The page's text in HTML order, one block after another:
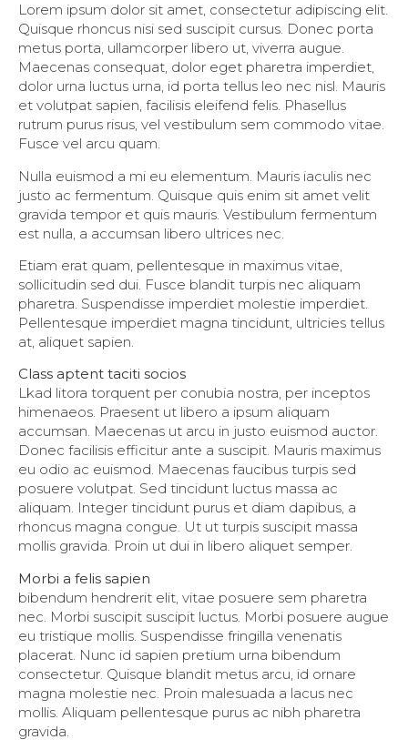
Lorem ipsum dolor sit amet, consectetur adipiscing elit.
Quisque rhoncus nisi sed suscipit cursus. Donec porta
metus porta, ullamcorper libero ut, viverra augue.
Maecenas consequat, dolor eget pharetra imperdiet,
dolor urna luctus urna, id porta tellus leo nec nisl. Mauris
et volutpat sapien, facilisis eleifend felis. Phasellus
rutrum purus risus, vel vestibulum sem commodo vitae.
Fusce vel arcu quam.
Nulla euismod a mi eu elementum. Mauris iaculis nec
justo ac fermentum. Quisque quis enim sit amet velit
gravida tempor et quis mauris. Vestibulum fermentum
est nulla, a accumsan libero ultrices nec.
Etiam erat quam, pellentesque in maximus vitae,
sollicitudin sed dui. Fusce blandit turpis nec aliquam
pharetra. Suspendisse imperdiet molestie imperdiet.
Pellentesque imperdiet magna tincidunt, ultricies tellus
at, aliquet sapien.
Class aptent taciti socios
Lkad litora torquent per conubia nostra, per inceptos
himenaeos. Praesent ut libero a ipsum aliquam
accumsan. Maecenas ut arcu in justo euismod auctor.
Donec facilisis efficitur ante a suscipit. Mauris maximus
eu odio ac euismod. Maecenas faucibus turpis sed
posuere volutpat. Sed tincidunt luctus massa ac
aliquam. Integer tincidunt purus et diam dapibus, a
rhoncus magna congue. Ut ut turpis suscipit massa
mollis gravida. Proin ut dui in libero aliquet semper.
Morbi a felis sapien
bibendum hendrerit elit, vitae posuere sem pharetra
nec. Morbi suscipit suscipit luctus. Morbi posuere augue
eu tristique mollis. Suspendisse fringilla venenatis
placerat. Nunc id sapien pretium urna bibendum
consectetur. Quisque blandit metus arcu, id ornare
magna molestie nec. Proin malesuada a lacus nec
mollis. Aliquam pellentesque purus ac nibh pharetra
gravida.